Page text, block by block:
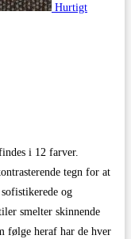
Hurtigt
i 12 farver.
tegn for at
og
smelter skinnende
følge heraf har de hver